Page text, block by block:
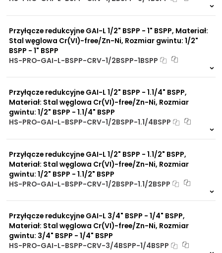
Przyłącze redukcyjne GAI-L 1/2" BSPP - 1" BSPP, Materiał:
Stal węglowa Cr(VI)-free/Zn-Ni, Rozmiar gwintu: 1/2"
BSPP - 1" BSPP
HS-PRO-GAI-L-BSPP-CRV-1/2BSPP-1BSPP
Przyłącze redukcyjne GAI-L 1/2" BSPP - 1.1/4" BSPP,
Materiał: Stal węglowa Cr(VI)-free/Zn-Ni, Rozmiar
gwintu: 1/2" BSPP - 1.1/4" BSPP
HS-PRO-GAI-L-BSPP-CRV-1/2BSPP-1.1/4BSPP
Przyłącze redukcyjne GAI-L 1/2" BSPP - 1.1/2" BSPP,
Materiał: Stal węglowa Cr(VI)-free/Zn-Ni, Rozmiar
gwintu: 1/2" BSPP - 1.1/2" BSPP
HS-PRO-GAI-L-BSPP-CRV-1/2BSPP-1.1/2BSPP
Przyłącze redukcyjne GAI-L 3/4" BSPP - 1/4" BSPP,
Materiał: Stal węglowa Cr(VI)-free/Zn-Ni, Rozmiar
gwintu: 3/4" BSPP - 1/4" BSPP
HS-PRO-GAI-L-BSPP-CRV-3/4BSPP-1/4BSPP